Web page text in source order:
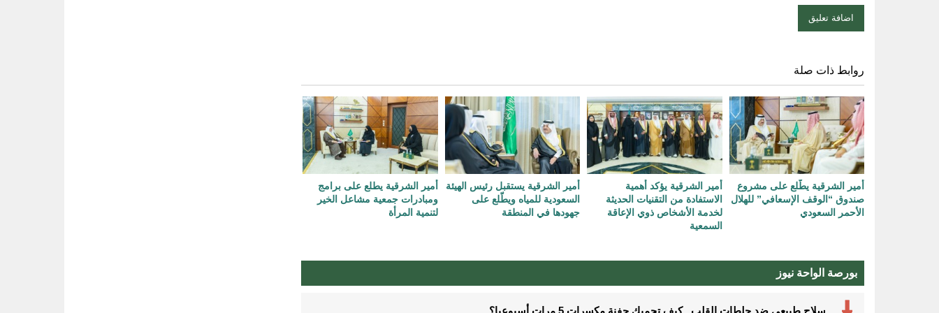
روابط ذات صلة
أمير الشرقية يطّلع على مشروع
صندوق “الوقف الإسعافي” للهلال
الأحمر السعودي
أمير الشرقية يؤكد أهمية
الاستفادة من التقنيات الحديثة
لخدمة الأشخاص ذوي الإعاقة
السمعية
أمير الشرقية يستقبل رئيس الهيئة
السعودية للمياه ويطّلع على
جهودها في المنطقة
أمير الشرقية يطلع على برامج
ومبادرات جمعية مشاعل الخير
لتنمية المرأة
بورصة الواحة نيوز
سلاح طبيعي ضد جلطات القلب.. كيف تحميك حفنة مكسرات 5 مرات أسبوعيا؟